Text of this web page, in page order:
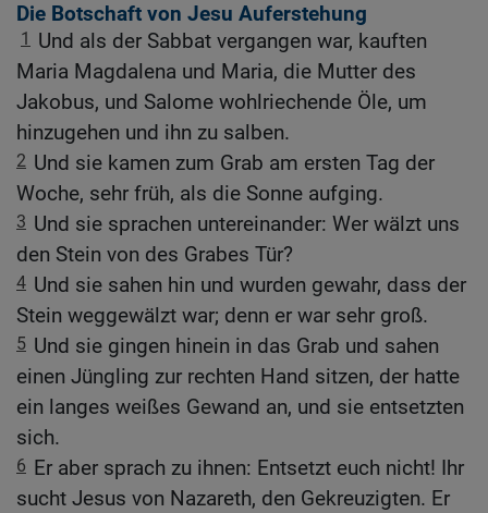
Die Botschaft von Jesu Auferstehung
1
Und als der Sabbat vergangen war, kauften
Maria Magdalena und Maria, die Mutter des
Jakobus, und Salome wohlriechende Öle, um
hinzugehen und ihn zu salben.
2 Und sie kamen zum Grab am ersten Tag der
Woche, sehr früh, als die Sonne aufging.
3 Und sie sprachen untereinander: Wer wälzt uns
den Stein von des Grabes Tür?
4 Und sie sahen hin und wurden gewahr, dass der
Stein weggewälzt war; denn er war sehr groß.
5 Und sie gingen hinein in das Grab und sahen
einen Jüngling zur rechten Hand sitzen, der hatte
ein langes weißes Gewand an, und sie entsetzten
sich.
6 Er aber sprach zu ihnen: Entsetzt euch nicht! Ihr
sucht Jesus von Nazareth, den Gekreuzigten. Er